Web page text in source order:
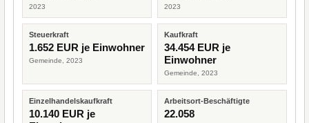
2023 2023
Steuerkraft
1.652 EUR je Einwohner
Gemeinde, 2023
Kaufkraft
34.454 EUR je
Einwohner
Gemeinde, 2023
Einzelhandelskaufkraft
10.140 EUR je
Arbeitsort-Beschäftigte
22.058